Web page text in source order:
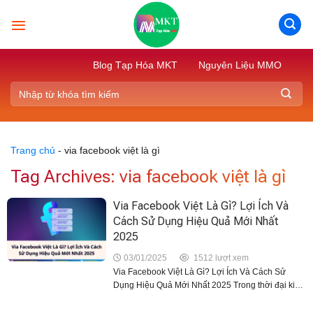
Blog Tạp Hóa MKT Nguyên Liệu MMO
Trang chủ - via facebook việt là gì
Tag Archives: via facebook việt là gì
Via Facebook Việt Là Gì? Lợi Ích Và
Cách Sử Dụng Hiệu Quả Mới Nhất
2025
03/01/2025
1512 lượt xem
Via Facebook Việt Là Gì? Lợi Ích Và Cách Sử
Dụng Hiệu Quả Mới Nhất 2025 Trong thời đại kinh